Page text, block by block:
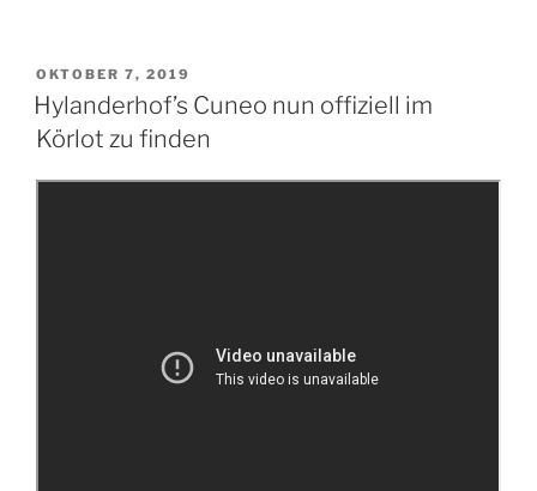
VERÖFFENTLICHT
AM
OKTOBER 7, 2019
Hylanderhof’s Cuneo nun offiziell im
Körlot zu finden